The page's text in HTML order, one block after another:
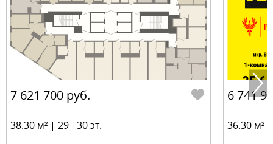
7 621 700 руб.
38.30 м² | 29 - 30 эт.
6 741
36.30 м²